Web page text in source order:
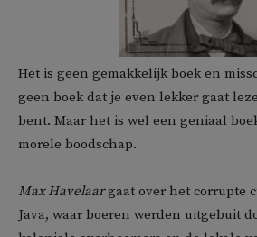
Het is geen gemakkelijk boek en
geen boek dat je even lekker gaat
bent. Maar het is wel een geniaal
morele boodschap.
Max Havelaargaat over het corrupte
Java, waar boeren werden uitgebuit